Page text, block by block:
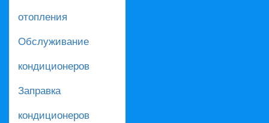
отопления
Обслуживание
кондиционеров
Заправка
кондиционеров